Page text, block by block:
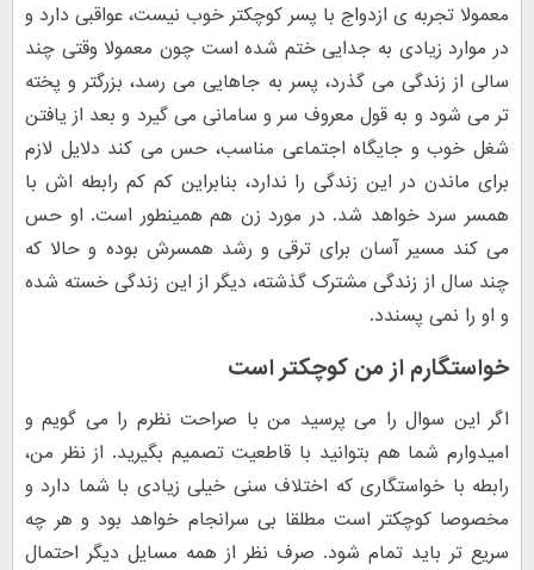
معمولا تجربه ی ازدواج با پسر کوچکتر خوب نیست، عواقبی دارد و
در موارد زیادی به جدایی ختم شده است چون معمولا وقتی چند
سالی از زندگی می گذرد، پسر به جاهایی می رسد، بزرگتر و پخته
تر می شود و به قول معروف سر و سامانی می گیرد و بعد از یافتن
شغل خوب و جایگاه اجتماعی مناسب، حس می کند دلایل لازم
برای ماندن در این زندگی را ندارد، بنابراین کم کم رابطه اش با
همسر سرد خواهد شد. در مورد زن هم همینطور است. او حس
می کند مسیر آسان برای ترقی و رشد همسرش بوده و حالا که
چند سال از زندگی مشترک گذشته، دیگر از این زندگی خسته شده
و او را نمی پسندد.
خواستگارم از من کوچکتر است
اگر این سوال را می پرسید من با صراحت نظرم را می گویم و
امیدوارم شما هم بتوانید با قاطعیت تصمیم بگیرید. از نظر من،
رابطه با خواستگاری که اختلاف سنی خیلی زیادی با شما دارد و
مخصوصا کوچکتر است مطلقا بی سرانجام خواهد بود و هر چه
سریع تر باید تمام شود. صرف نظر از همه مسایل دیگر احتمال